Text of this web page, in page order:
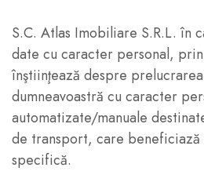
S.C. Atlas Imobiliare S.R.L. în
date cu caracter personal,
înştiinţează despre
dumneavoastră cu caracter
automatizate/manuale
de transport, care
specifică.